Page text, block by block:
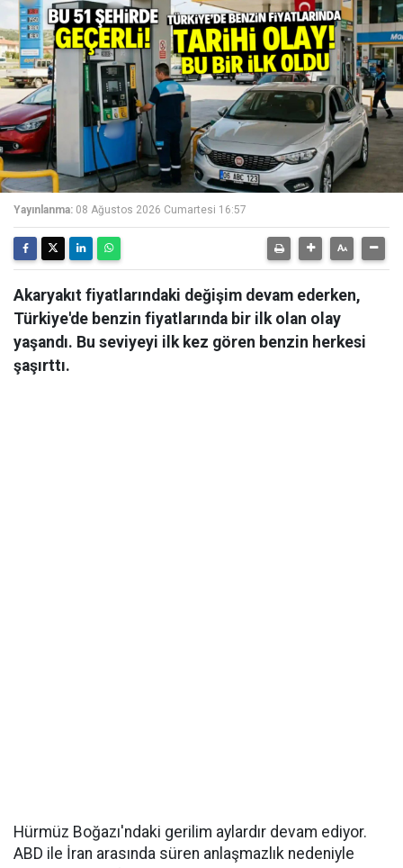
Yayınlanma: 08 Ağustos 2026 Cumartesi 16:57
Akaryakıt fiyatlarındaki değişim devam ederken,
Türkiye'de benzin fiyatlarında bir ilk olan olay
yaşandı. Bu seviyeyi ilk kez gören benzin herkesi
şaşırttı.
Hürmüz Boğazı'ndaki gerilim aylardır devam ediyor.
ABD ile İran arasında süren anlaşmazlık nedeniyle